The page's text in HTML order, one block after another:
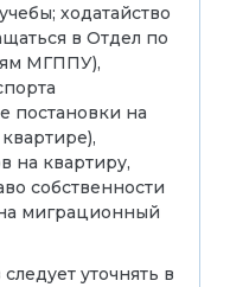
ходатайство
в Отдел по
МГППУ),
постановки на
на квартиру,
собственности
миграционный
уточнять в